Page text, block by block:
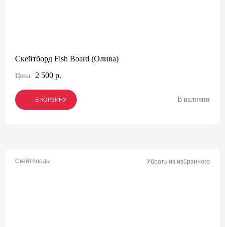
Скейтборд Fish Board (Олива)
Цена: 2 500 р.
В КОРЗИНУ
В КОРЗИНУ
В КОРЗИНУ В наличии
Скейтборды Убрать из избранного